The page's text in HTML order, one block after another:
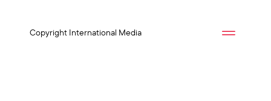
Copyright International Media